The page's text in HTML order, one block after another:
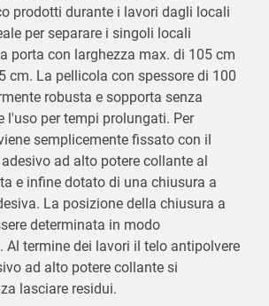
prodotti durante i lavori dagli locali
per separare i singoli locali
porta con larghezza max. di 105 cm
cm. La pellicola con spessore di 100
robusta e sopporta senza
l'uso per tempi prolungati. Per
semplicemente fissato con il
ad alto potere collante al
e infine dotato di una chiusura a
La posizione della chiusura a
determinata in modo
Al termine dei lavori il telo antipolvere
ad alto potere collante si
lasciare residui.